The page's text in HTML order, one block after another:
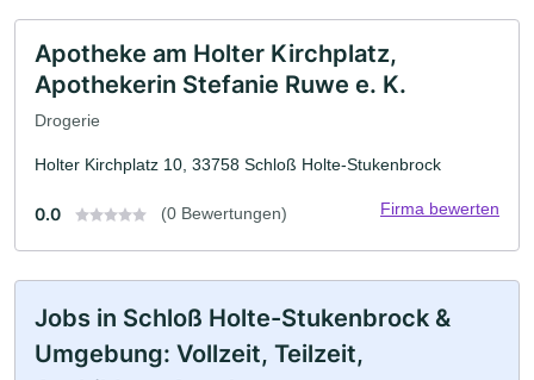
Apotheke am Holter Kirchplatz,
Apothekerin Stefanie Ruwe e. K.
Drogerie
Holter Kirchplatz 10, 33758 Schloß Holte-Stukenbrock
0.0 (0 Bewertungen) Firma bewerten
Jobs in Schloß Holte-Stukenbrock &
Umgebung: Vollzeit, Teilzeit,